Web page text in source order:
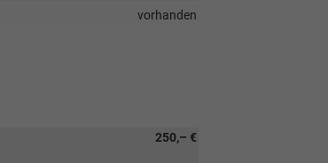
vorhanden
250,– €